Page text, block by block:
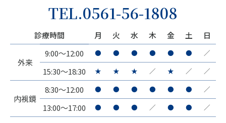
TEL.0561-56-1808
診療時間 月 火 水 木 金 土 日
外来
9:00～12:00 ● ● ● ● ● ● ／
15:30～18:30 ★ ★ ★ ／ ★ ／ ／
内視鏡
8:30～12:00 ● ● ● ● ● ● ／
13:00～17:00 ● ● ● ／ ● ● ／